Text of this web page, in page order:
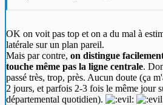
OK on voit pas top et on a du mal à
latérale sur un plan pareil.
Mais par contre, on distingue
touche même pas la ligne centrale.
passé très, trop, près. Aucun doute (ça
2 jours, et parfois 2-3 fois le même jour
départemental quotidien).